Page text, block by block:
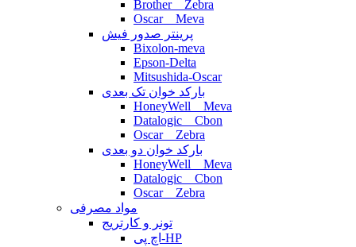
Brother _ Zebra
Oscar _ Meva
پرینتر صدور فیش
Bixolon-meva
Epson-Delta
Mitsushida-Oscar
بارکد خوان تک بعدی
HoneyWell _ Meva
Datalogic _ Cbon
Oscar _ Zebra
بارکد خوان دو بعدی
HoneyWell _ Meva
Datalogic _ Cbon
Oscar _ Zebra
مواد مصرفی
تونر و کارتریج
اچ پی-HP